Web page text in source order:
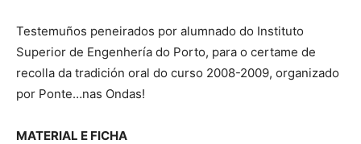
Testemuños peneirados por alumnado do Instituto
Superior de Engenhería do Porto, para o certame de
recolla da tradición oral do curso 2008-2009, organizado
por Ponte…nas Ondas!
MATERIAL E FICHA